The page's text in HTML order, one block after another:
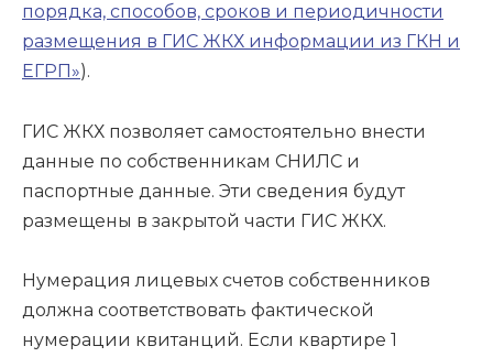
порядка, способов, сроков и периодичности
размещения в ГИС ЖКХ информации из ГКН и
ЕГРП»).
ГИС ЖКХ позволяет самостоятельно внести
данные по собственникам СНИЛС и
паспортные данные. Эти сведения будут
размещены в закрытой части ГИС ЖКХ.
Нумерация лицевых счетов собственников
должна соответствовать фактической
нумерации квитанций. Если квартире 1